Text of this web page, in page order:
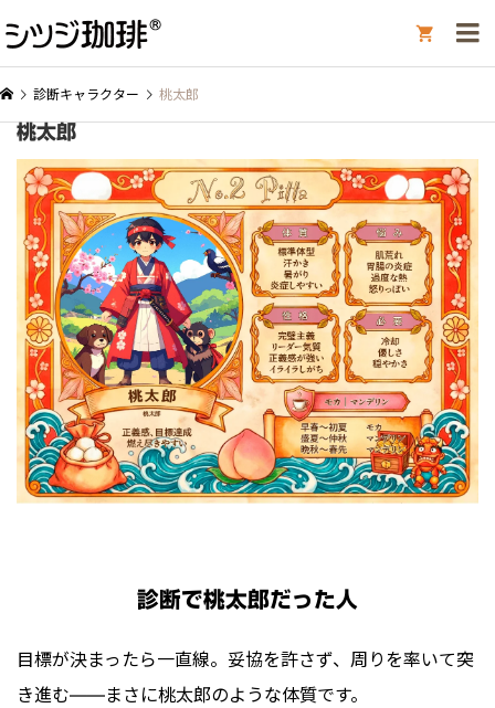

診断キャラクター 桃太郎
桃太郎
診断で桃太郎だった人
目標が決まったら一直線。妥協を許さず、周りを率いて突
き進む——まさに桃太郎のような体質です。